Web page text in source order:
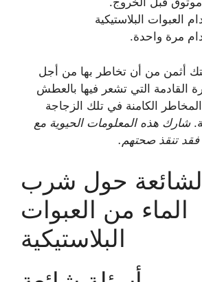
العبوات البلاستيكية
مرة واحدة.
أثمن من أن تخاطر بها من أجل
القادمة التي تشعر فيها بالعطش
الكامنة في تلك الزجاجة
شارك هذه المعلومات الحيوية مع
فقد تنقذ صحتهم.
الشائعة حول شرب
الماء من العبوات
البلاستيكية